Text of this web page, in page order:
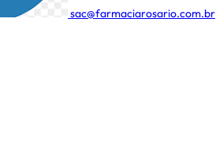
sac@farmaciarosario.com.br